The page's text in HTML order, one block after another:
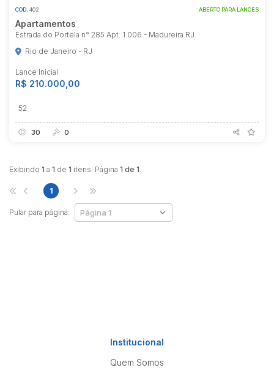
COD. 402 ABERTO PARA LANCES
Apartamentos
Estrada do Portela n° 285 Apt: 1.006 - Madureira RJ.
Rio de Janeiro - RJ
Lance Inicial
R$ 210.000,00
52
30 0
Exibindo 1 a 1 de 1 itens. Página 1 de 1.
Pular para página:
1
Institucional
Quem Somos